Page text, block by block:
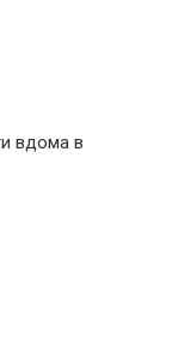
вдома в